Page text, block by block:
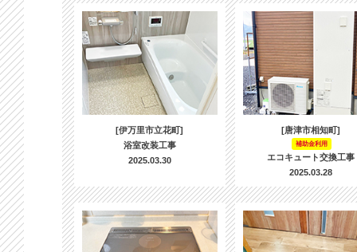
[伊万里市立花町]
浴室改装工事
2025.03.30
[唐津市相知町]
補助金利用
エコキュート交換工事
2025.03.28